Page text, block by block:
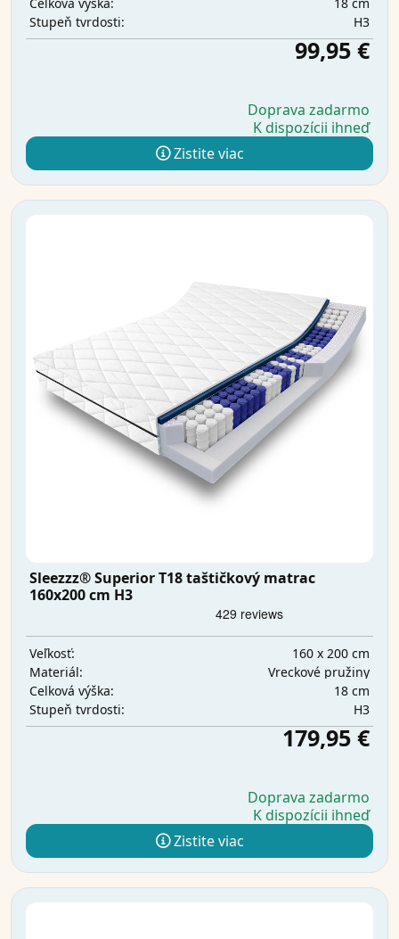
Stupeň tvrdosti:
H3
99,95 €
Doprava zadarmo
K dispozícii ihneď
Zistite viac
Sleezzz® Superior T18 taštičkový matrac
160x200 cm H3
Veľkosť:
160 x 200 cm
Materiál:
Vreckové pružiny
Celková výška:
18 cm
Stupeň tvrdosti:
H3
179,95 €
Doprava zadarmo
K dispozícii ihneď
Zistite viac